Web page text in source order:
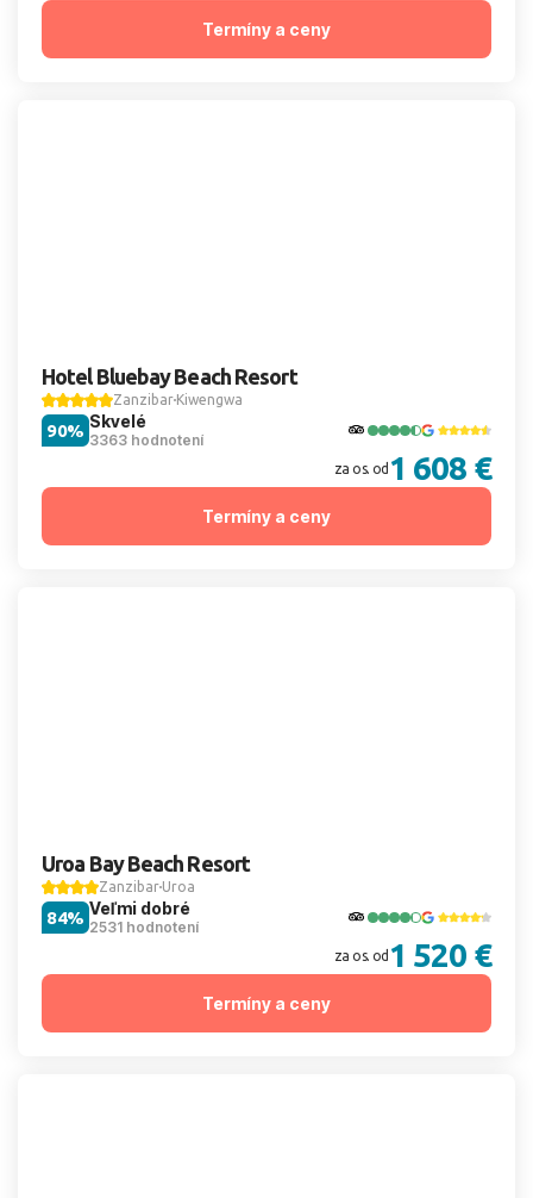
Termíny a ceny
Hotel Bluebay Beach Resort
Zanzibar Kiwengwa
Skvelé
3363 hodnotení
90%
za os. od 1 608 €
Termíny a ceny
Uroa Bay Beach Resort
Zanzibar Uroa
Veľmi dobré
2531 hodnotení
84%
za os. od 1 520 €
Termíny a ceny